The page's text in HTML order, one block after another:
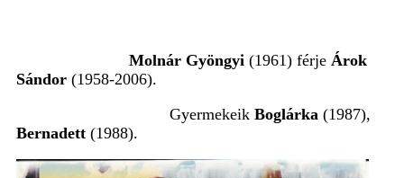
Molnár Gyöngyi (1961) férje Árok
Sándor (1958-2006).
Gyermekeik Boglárka (1987),
Bernadett (1988).